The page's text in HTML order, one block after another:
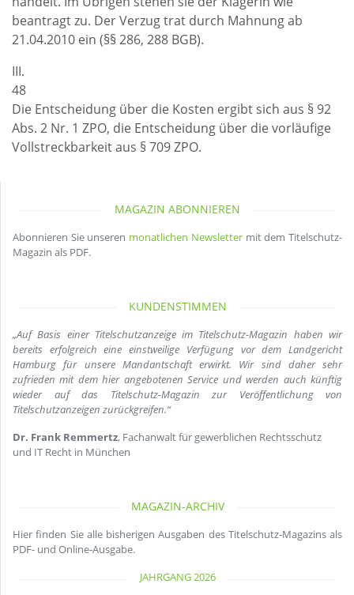
beantragt zu. Der Verzug trat durch Mahnung ab
21.04.2010 ein (§§ 286, 288 BGB).
III.
48
Die Entscheidung über die Kosten ergibt sich aus § 92
Abs. 2 Nr. 1 ZPO, die Entscheidung über die vorläufige
Vollstreckbarkeit aus § 709 ZPO.
MAGAZIN ABONNIEREN
Abonnieren Sie unseren monatlichen Newslettermit dem Titelschutz-
Magazin als PDF.
KUNDENSTIMMEN
„Auf Basis einer Titelschutzanzeige im Titelschutz-Magazin haben wir
bereits erfolgreich eine einstweilige Verfügung vor dem Landgericht
Hamburg für unsere Mandantschaft erwirkt. Wir sind daher sehr
zufrieden mit dem hier angebotenen Service und werden auch künftig
wieder auf das Titelschutz-Magazin zur Veröffentlichung von
Titelschutzanzeigen zurückgreifen.“
Dr. Frank Remmertz, Fachanwalt für gewerblichen Rechtsschutz
und IT Recht in München
MAGAZIN-ARCHIV
Hier finden Sie alle bisherigen Ausgaben des Titelschutz-Magazins als
PDF- und Online-Ausgabe.
JAHRGANG 2026